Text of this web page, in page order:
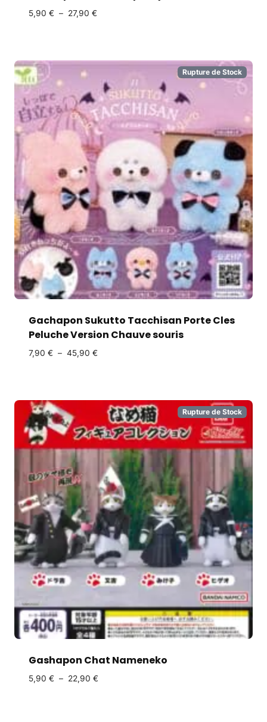
5,90 € – 27,90 €
Rupture de Stock
Gachapon Sukutto Tacchisan Porte Cles
Peluche Version Chauve souris
7,90 € – 45,90 €
Rupture de Stock
Gashapon Chat Nameneko
5,90 € – 22,90 €